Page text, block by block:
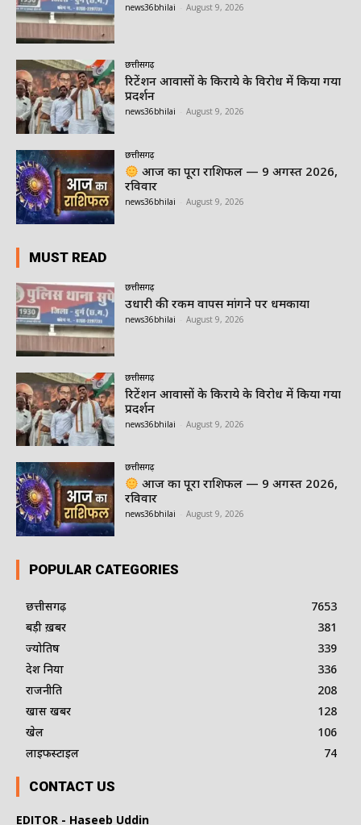
news36bhilai August 9, 2026
छत्तीसगढ़
रिटेंशन आवासों के किराये के विरोध में किया गया
प्रदर्शन
news36bhilai August 9, 2026
छत्तीसगढ़
आज का पूरा राशिफल — 9 अगस्त 2026,
रविवार
news36bhilai August 9, 2026
MUST READ
छत्तीसगढ़
उधारी की रकम वापस मांगने पर धमकाया
news36bhilai August 9, 2026
छत्तीसगढ़
रिटेंशन आवासों के किराये के विरोध में किया गया
प्रदर्शन
news36bhilai August 9, 2026
छत्तीसगढ़
आज का पूरा राशिफल — 9 अगस्त 2026,
रविवार
news36bhilai August 9, 2026
POPULAR CATEGORIES
छत्तीसगढ़
7653
बड़ी ख़बर
381
ज्योतिष
339
देश दुनिया
336
राजनीति
208
खास खबर
128
खेल
106
लाइफस्टाइल
74
CONTACT US
EDITOR - Haseeb Uddin